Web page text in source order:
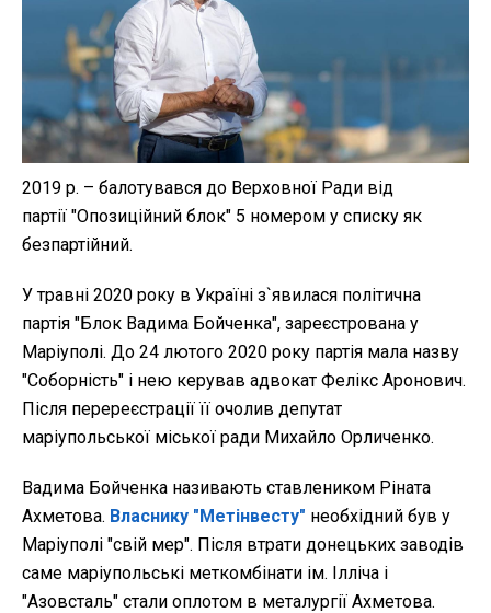
2019 р. – балотувався до Верховної Ради від
партії "Опозиційний блок" 5 номером у списку як
безпартійний.
У травні 2020 року в Україні з`явилася політична
партія "Блок Вадима Бойченка", зареєстрована у
Маріуполі. До 24 лютого 2020 року партія мала назву
"Соборність" і нею керував адвокат Фелікс Аронович.
Після перереєстрації її очолив депутат
маріупольської міської ради Михайло Орличенко.
Вадима Бойченка називають ставлеником Ріната
Ахметова. Власнику "Метінвесту" необхідний був у
Маріуполі "свій мер". Після втрати донецьких заводів
саме маріупольські меткомбінати ім. Ілліча і
"Азовсталь" стали оплотом в металургії Ахметова.